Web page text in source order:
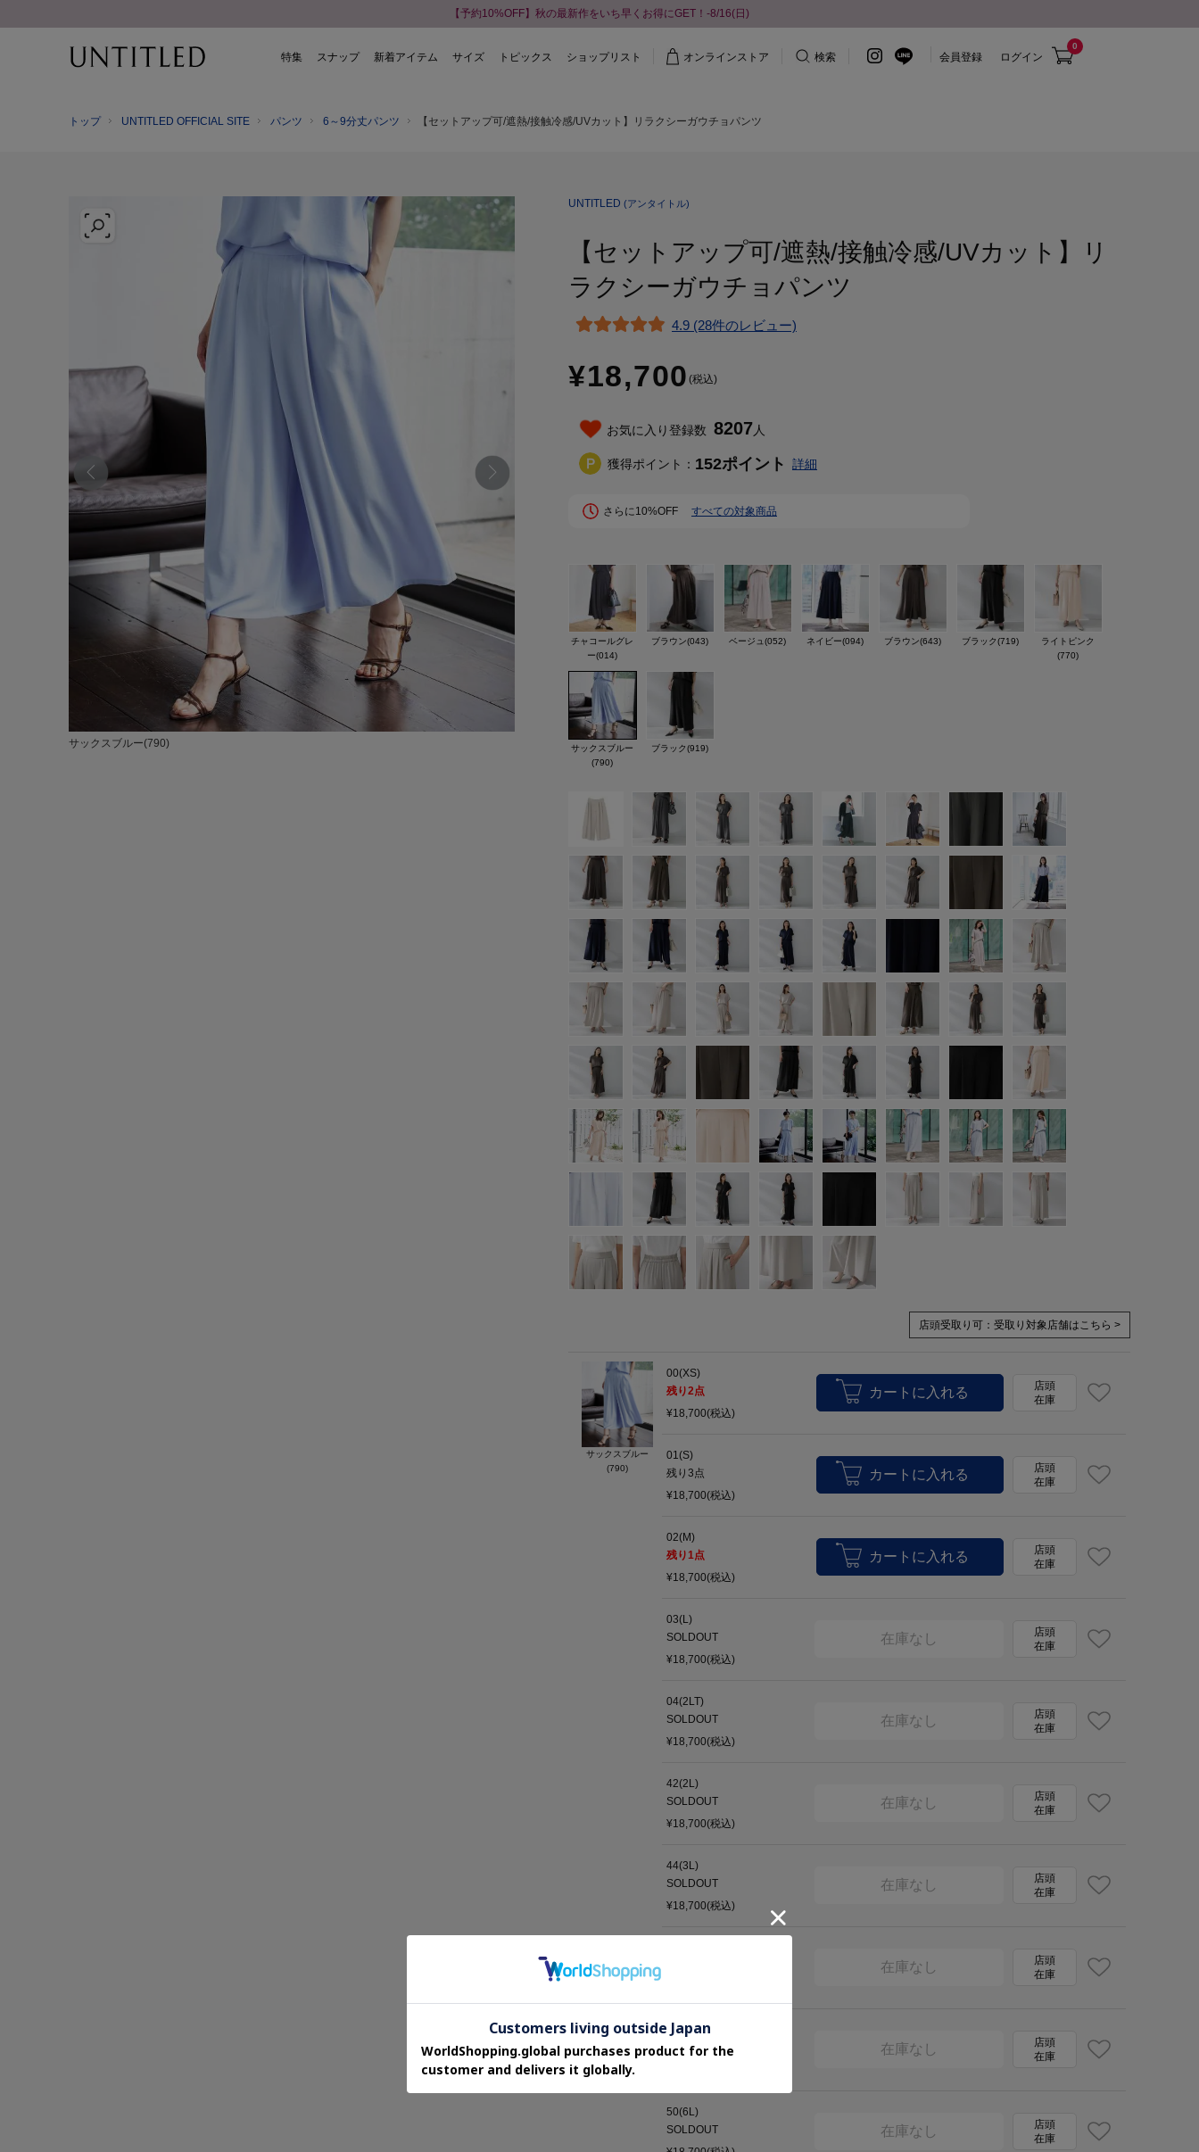
【予約10%OFF】秋の最新作をいち早くお得にGET！-8/16(日)
特集 スナップ 新着アイテム サイズ トピックス ショップリスト オンラインストア 検索 会員登録 ログイン
0
トップ UNTITLED OFFICIAL SITE パンツ 6～9分丈パンツ 【セットアップ可/遮熱/接触冷感/UVカット】リラクシーガウチョパンツ
サックスブルー(790)
UNTITLED (アンタイトル)
【セットアップ可/遮熱/接触冷感/UVカット】リ
ラクシーガウチョパンツ
4.9 (28件のレビュー)
¥18,700 (税込)
お気に入り登録数 8207人
獲得ポイント： 152ポイント 詳細
さらに10%OFF すべての対象商品
チャコールグレ
ー(014)
ブラウン(043) ベージュ(052) ネイビー(094) ブラウン(643) ブラック(719)
ライトピンク
(770)
サックスブルー
(790)
ブラック(919)
店頭受取り可： 受取り対象店舗はこちら >
サックスブルー
(790)
00(XS)
残り2点
¥18,700(税込)
店頭
在庫
01(S)
残り 3点
¥18,700(税込)
店頭
在庫
02(M)
残り1点
¥18,700(税込)
店頭
在庫
03(L)
SOLDOUT
¥18,700(税込)
在庫なし
店頭
在庫
04(2LT)
SOLDOUT
¥18,700(税込)
在庫なし
店頭
在庫
42(2L)
SOLDOUT
¥18,700(税込)
在庫なし
店頭
在庫
44(3L)
SOLDOUT
¥18,700(税込)
在庫なし
店頭
在庫
在庫なし
店頭
在庫
48(5L)
SOLDOUT
在庫なし
店頭
在庫
50(6L)
SOLDOUT
在庫なし
店頭
在庫